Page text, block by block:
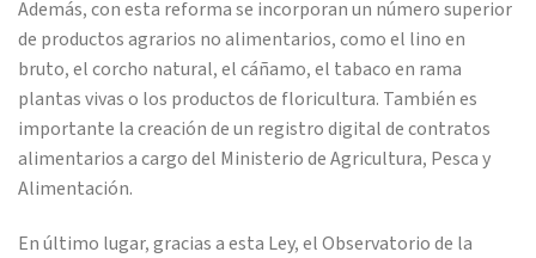
Además, con esta reforma se incorporan un número superior
de productos agrarios no alimentarios, como el lino en
bruto, el corcho natural, el cáñamo, el tabaco en rama
plantas vivas o los productos de floricultura. También es
importante la creación de un registro digital de contratos
alimentarios a cargo del Ministerio de Agricultura, Pesca y
Alimentación.
En último lugar, gracias a esta Ley, el Observatorio de la